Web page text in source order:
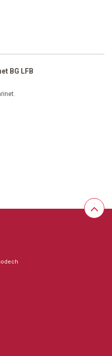
BG LFB